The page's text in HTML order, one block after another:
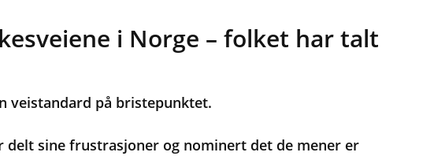
i Norge – folket har talt
veistandard på bristepunktet.
delt sine frustrasjoner og nominert det de mener er